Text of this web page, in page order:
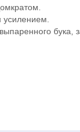
усилением.
бука,